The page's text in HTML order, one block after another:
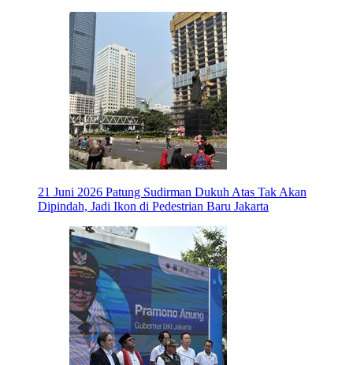
21 Juni 2026 Patung Sudirman Dukuh Atas Tak Akan
Dipindah, Jadi Ikon di Pedestrian Baru Jakarta